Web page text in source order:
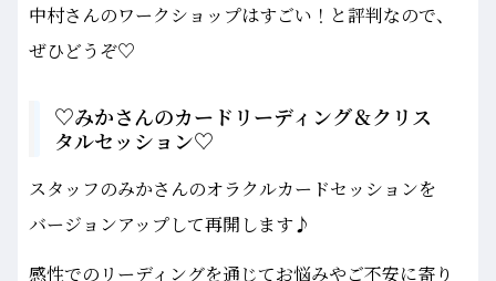
中村さんのワークショップはすごい！と評判なので、
ぜひどうぞ♡
♡みかさんのカードリーディング＆クリス
タルセッション♡
スタッフのみかさんのオラクルカードセッションを
バージョンアップして再開します♪
感性でのリーディングを通じてお悩みやご不安に寄り